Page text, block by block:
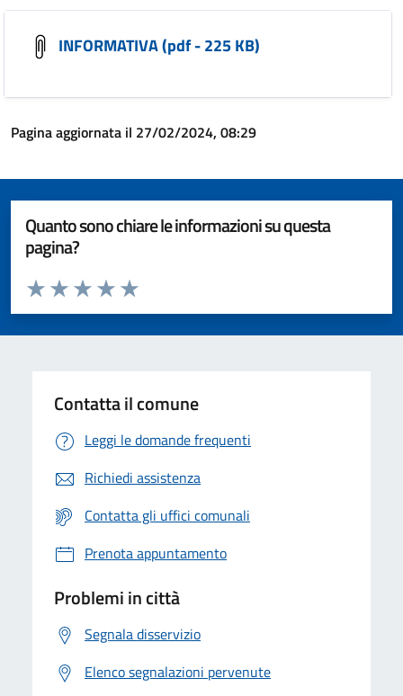
INFORMATIVA (pdf - 225 KB)
Pagina aggiornata il 27/02/2024, 08:29
Quanto sono chiare le informazioni su questa
pagina?
Valuta da 1 a 5 stelle la pagina
Valuta 5 stelle su 5
Valuta 4 stelle su 5
Valuta 3 stelle su 5
Valuta 2 stelle su 5
Valuta 1 stelle su 5
Contatta il comune
Leggi le domande frequenti
Richiedi assistenza
Contatta gli uffici comunali
Prenota appuntamento
Problemi in città
Segnala disservizio
Elenco segnalazioni pervenute